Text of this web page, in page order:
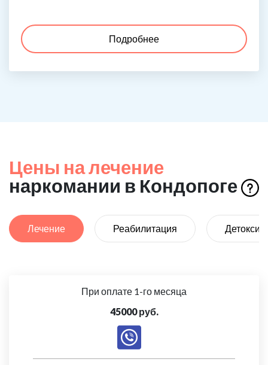
Подробнее
Цены на лечение
наркомании в Кондопоге
Лечение Реабилитация
При оплате 1-го месяца
45000 руб.